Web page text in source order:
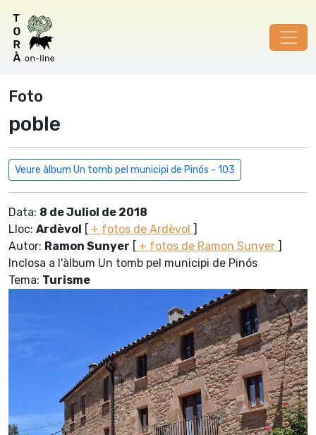
Foto
poble
Veure àlbum Un tomb pel municipi de Pinós - 103
Data: 8 de Juliol de 2018
Lloc: Ardèvol [ + fotos de Ardèvol ]
Autor: Ramon Sunyer [ + fotos de Ramon Sunyer ]
Inclosa a l'àlbum Un tomb pel municipi de Pinós
Tema: Turisme